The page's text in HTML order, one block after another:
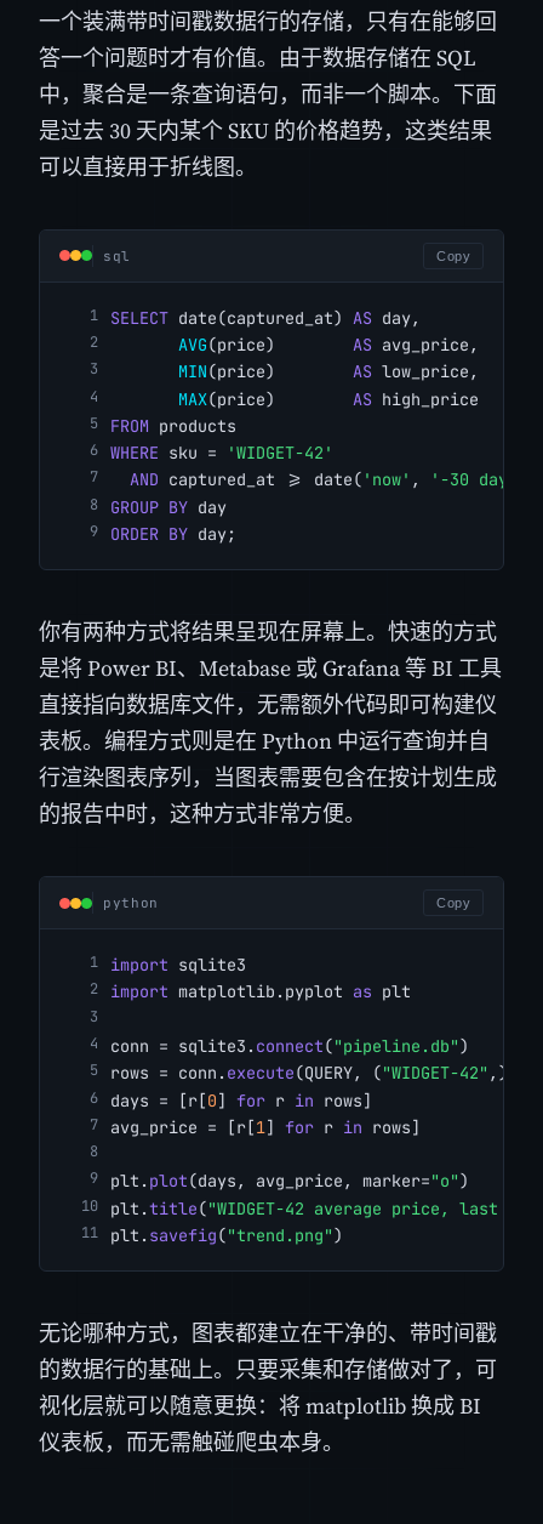
一个装满带时间戳数据行的存储，只有在能够回
答一个问题时才有价值。由于数据存储在 SQL
中，聚合是一条查询语句，而非一个脚本。下面
是过去 30 天内某个 SKU 的价格趋势，这类结果
可以直接用于折线图。
sql Copy
SELECT date(captured_at) AS day,
AVG(price) AS avg_price,
MIN(price) AS low_price,
MAX(price) AS high_price
FROM products
WHERE sku =
'WIDGET-42'
AND captured_at >= date( 'now' , '-30 days'
GROUP BY day
ORDER BY day;
你有两种方式将结果呈现在屏幕上。快速的方式
是将 Power BI、Metabase 或 Grafana 等 BI 工具
直接指向数据库文件，无需额外代码即可构建仪
表板。编程方式则是在 Python 中运行查询并自
行渲染图表序列，当图表需要包含在按计划生成
的报告中时，这种方式非常方便。
python Copy
import sqlite3
import matplotlib.pyplot as plt
conn = sqlite3. connect("pipeline.db")
rows = conn. execute(QUERY, ("WIDGET-42" ,)).
days = [r[0] for r in rows]
avg_price = [r[1] for r in rows]
plt. plot(days, avg_price, marker="o")
plt.title("WIDGET-42 average price, last 30
plt. savefig("trend.png")
无论哪种方式，图表都建立在干净的、带时间戳
的数据行的基础上。只要采集和存储做对了，可
视化层就可以随意更换：将 matplotlib 换成 BI
仪表板，而无需触碰爬虫本身。